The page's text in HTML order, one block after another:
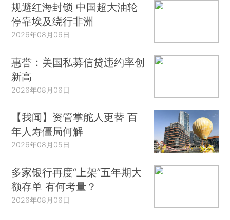
规避红海封锁 中国超大油轮
停靠埃及绕行非洲
2026年08月06日
惠誉：美国私募信贷违约率创
新高
2026年08月06日
【我闻】资管掌舵人更替 百
年人寿僵局何解
2026年08月05日
多家银行再度“上架”五年期大
额存单 有何考量？
2026年08月06日